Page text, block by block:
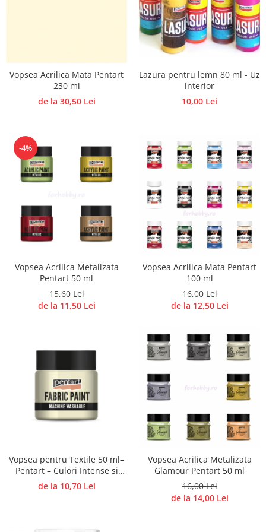
Carton/Hartie unicolor
Hartie creponata
Hartie dantelata
Hartie reciclata/manuala
Plicuri
Carton
Masti
Forme/Figurine carton
Panglici, snururi, sarma
Panglici craciun
Snur/sfoara/fir
Stampile, sigilii
Stampile silicon
Ustensile, aparate
Vopsea Acrilica Mata Pentart
230 ml
de la 30,50 Lei
Lazura pentru lemn 80 ml - Uz
interior
10,00 Lei
-4%
Vopsea Acrilica Metalizata
Pentart 50 ml
15,60 Lei
de la 11,50 Lei
Vopsea Acrilica Mata Pentart
100 ml
16,00 Lei
de la 12,50 Lei
Vopsea pentru Textile 50 ml–
Pentart – Culori Intense si
Flexibile
de la 10,70 Lei
Vopsea Acrilica Metalizata
Glamour Pentart 50 ml
16,00 Lei
de la 14,00 Lei